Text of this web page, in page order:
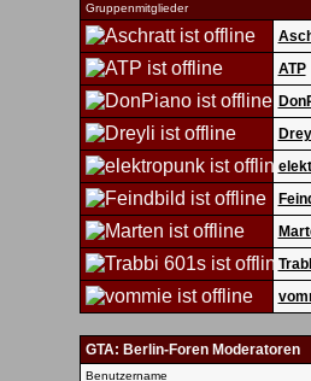
Gruppenmitglieder
ATP
GTA: Berlin-Foren Moderatoren
Benutzername